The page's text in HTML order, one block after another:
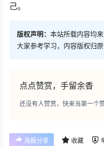
己。
版权声明： 本站所载内容均
大家参考学习，内容版权归
点点赞赏，手留余香
还没有人赞赏，快来当第一个
海报分享 收藏